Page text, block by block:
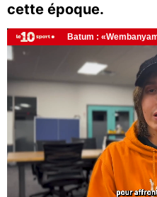
cette époque.